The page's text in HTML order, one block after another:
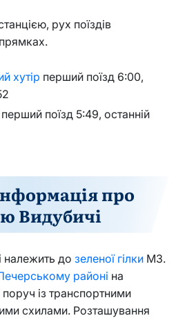
рух поїздів
хутір перший поїзд 6:00,
перший поїзд 5:49, останній
про
Видубичі
належить до зеленої гілки М3.
районі на
із транспортними
схилами. Розташування